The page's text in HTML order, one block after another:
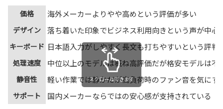
価格 海外メーカーよりやや高めという評価が多い
デザイン 落ち着いた印象でビジネス利用向きという声が中心
キーボード 日本語入力がしやすく長文も打ちやすいという評判
処理速度 中位以上のモデルは概ね高評価だが格安モデルは不
静音性 軽い作業では静かだが高負荷時のファン音を気にす
サポート 国内メーカーならではの安心感が支持されている
スクロールできます